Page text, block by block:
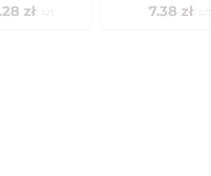
zł/ szt 7.38 zł/ szt